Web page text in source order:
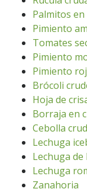
Palmitos
Pimiento
Tomates
Pimiento
Pimiento
Brócoli
Hoja de
Borraja en
Cebolla
Lechuga
Lechuga
Lechuga
Zanahoria